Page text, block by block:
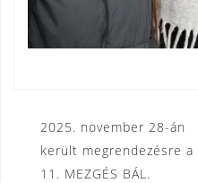
Bejegyzés
navigáció
2025. november 28-án
került megrendezésre a
11. MEZGÉS BÁL.